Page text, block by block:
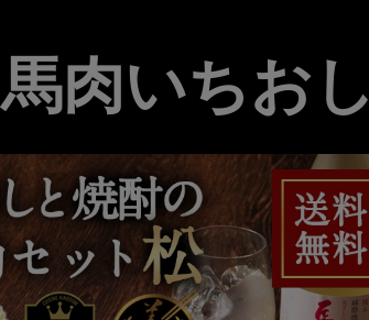
馬肉いちおし